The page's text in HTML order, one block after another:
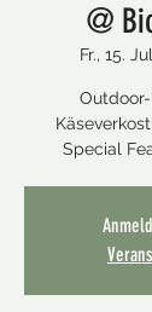
@
Fr., 15.
Special